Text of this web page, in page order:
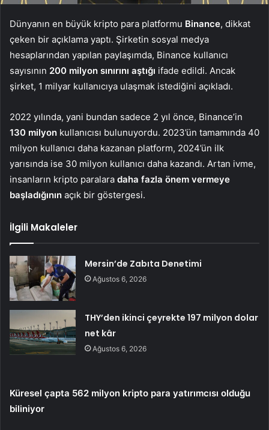
Dünyanın en büyük kripto para platformu Binance, dikkat
çeken bir açıklama yaptı. Şirketin sosyal medya
hesaplarından yapılan paylaşımda, Binance kullanıcı
sayısının 200 milyon sınırını aştığı ifade edildi. Ancak
şirket, 1 milyar kullanıcıya ulaşmak istediğini açıkladı.
2022 yılında, yani bundan sadece 2 yıl önce, Binance’in
130 milyon kullanıcısı bulunuyordu. 2023’ün tamamında 40
milyon kullanıcı daha kazanan platform, 2024’ün ilk
yarısında ise 30 milyon kullanıcı daha kazandı. Artan ivme,
insanların kripto paralara daha fazla önem vermeye
başladığının açık bir göstergesi.
İlgili Makaleler
Mersin’de Zabıta Denetimi
Ağustos 6, 2026
THY’den ikinci çeyrekte 197 milyon dolar
net kâr
Ağustos 6, 2026
Küresel çapta 562 milyon kripto para yatırımcısı olduğu
biliniyor